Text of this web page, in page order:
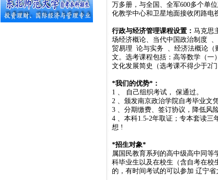
万多册，与全国、全军600多个单
化教学中心和卫星地面接收闭路电
行政与经济管理课程设置： 马克思
场经济概论、当代中国政治制度
贸易理 论与实务 、经济法概论（
文。选考课程包括：高等数学（一
文化发展简史（选考课不得少于2
*我们的优势* ：
1 、 自己组织考试， 保通过。
2 、颁发南京政治学院自考毕业文
3 、分期缴费、签订协议，降低风
4 、本科1.5-2年取证；专本套读三
想 !
*招生对象*
属国民教育系列的高中级高中同
科毕业生以及在校生（含自考在校
的，有时间考试的可以参加 辽宁